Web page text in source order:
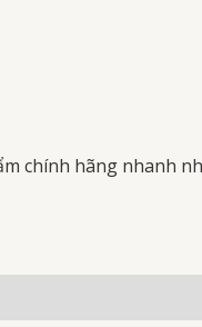
chính hãng nhanh